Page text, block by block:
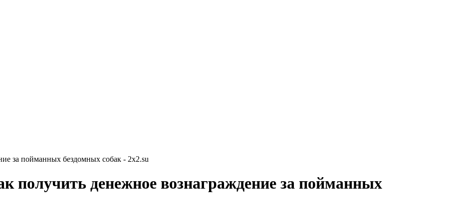
за пойманных бездомных собак - 2x2.su
получить денежное вознаграждение за пойманных